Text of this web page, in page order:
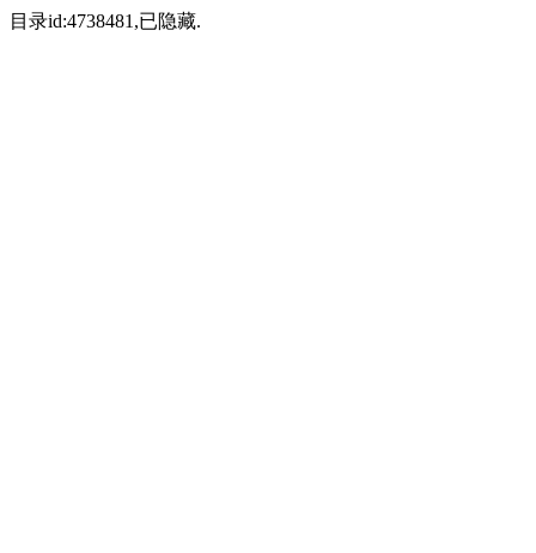
目录id:4738481,已隐藏.